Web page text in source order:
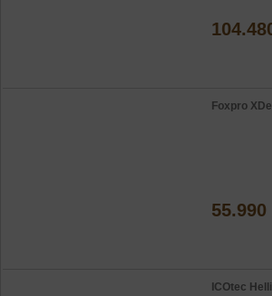
Foxpro
55.990
ICOtec